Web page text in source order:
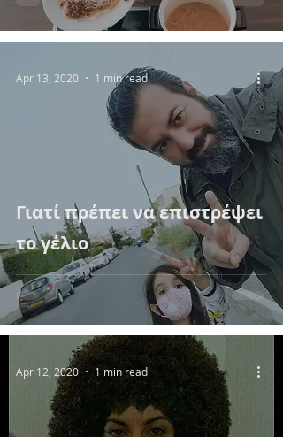
Γιατί πρέπει να επιστρέψει
το γέλιο
Apr 13, 2020 1 min read
Apr 12, 2020 1 min read